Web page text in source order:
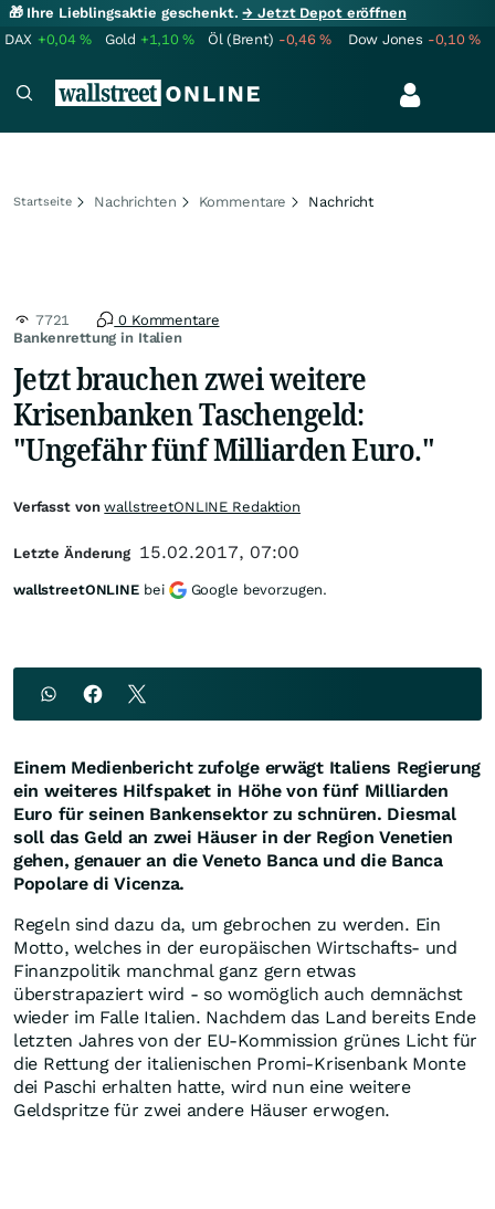
🎁 Ihre Lieblingsaktie geschenkt.→ Jetzt Depot eröffnen
DAX +0,04% Gold +1,10% Öl (Brent) -0,46% Dow Jones -0,10%
Startseite Nachrichten Kommentare Nachricht
Bankenrettung in Italien
7721 0 Kommentare
Jetzt brauchen zwei weitere
Krisenbanken Taschengeld:
"Ungefähr fünf Milliarden Euro."
Einem Medienbericht zufolge erwägt Italiens Regierung
ein weiteres Hilfspaket in Höhe von fünf Milliarden
Euro für seinen Bankensektor zu schnüren. Diesmal
soll das Geld an zwei Häuser in der Region Venetien
gehen, genauer an die Veneto Banca und die Banca
Popolare di Vicenza.
Regeln sind dazu da, um gebrochen zu werden. Ein
Motto, welches in der europäischen Wirtschafts- und
Finanzpolitik manchmal ganz gern etwas
überstrapaziert wird - so womöglich auch demnächst
wieder im Falle Italien. Nachdem das Land bereits Ende
letzten Jahres von der EU-Kommission grünes Licht für
die Rettung der italienischen Promi-Krisenbank Monte
dei Paschi erhalten hatte, wird nun eine weitere
Geldspritze für zwei andere Häuser erwogen.
Verfasst vonwallstreetONLINE Redaktion
Letzte Änderung 15.02.2017, 07:00
wallstreetONLINE bei Google bevorzugen.